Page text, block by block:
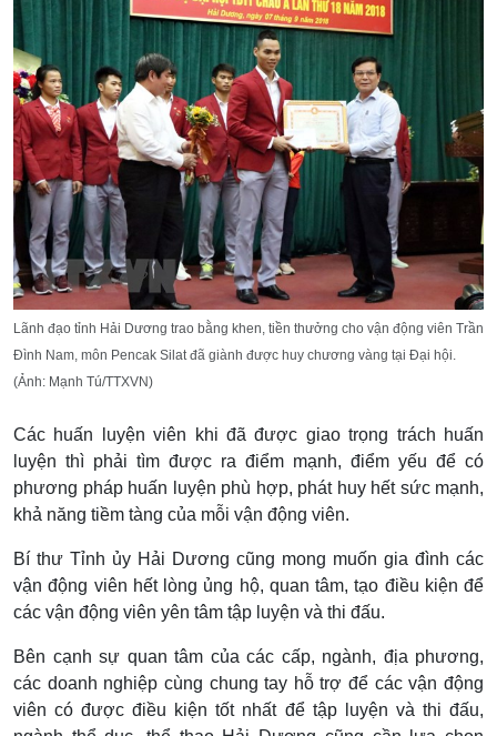
Lãnh đạo tỉnh Hải Dương trao bằng khen, tiền thưởng cho vận động viên Trần
Đình Nam, môn Pencak Silat đã giành được huy chương vàng tại Đại hội.
(Ảnh: Mạnh Tú/TTXVN)
Các huấn luyện viên khi đã được giao trọng trách huấn
luyện thì phải tìm được ra điểm mạnh, điểm yếu để có
phương pháp huấn luyện phù hợp, phát huy hết sức mạnh,
khả năng tiềm tàng của mỗi vận động viên.
Bí thư Tỉnh ủy Hải Dương cũng mong muốn gia đình các
vận động viên hết lòng ủng hộ, quan tâm, tạo điều kiện để
các vận động viên yên tâm tập luyện và thi đấu.
Bên cạnh sự quan tâm của các cấp, ngành, địa phương,
các doanh nghiệp cùng chung tay hỗ trợ để các vận động
viên có được điều kiện tốt nhất để tập luyện và thi đấu,